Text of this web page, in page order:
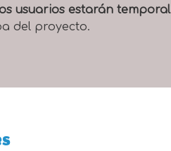
usuarios estarán
del proyecto.